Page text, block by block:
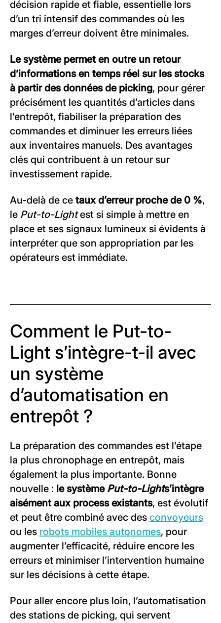
décision rapide et fiable, essentielle lors
d’un tri intensif des commandes où les
marges d’erreur doivent être minimales.
Le système permet en outre un retour
d’informations en temps réel sur les stocks
à partir des données de picking, pour gérer
précisément les quantités d’articles dans
l’entrepôt, fiabiliser la préparation des
commandes et diminuer les erreurs liées
aux inventaires manuels. Des avantages
clés qui contribuent à un retour sur
investissement rapide.
Au-delà de ce taux d’erreur proche de 0 %,
le Put-to-Lightest si simple à mettre en
place et ses signaux lumineux si évidents à
interpréter que son appropriation par les
opérateurs est immédiate.
Comment le Put-to-
Light s’intègre-t-il avec
un système
d’automatisation en
entrepôt ?
La préparation des commandes est l’étape
la plus chronophage en entrepôt, mais
également la plus importante. Bonne
nouvelle : le système Put-to-Lights’intègre
aisément aux process existants, est évolutif
et peut être combiné avec des convoyeurs
ou les robots mobiles autonomes, pour
augmenter l’efficacité, réduire encore les
erreurs et minimiser l’intervention humaine
sur les décisions à cette étape.
Pour aller encore plus loin, l’automatisation
des stations de picking, qui servent